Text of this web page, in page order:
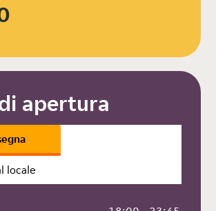
apertura
locale